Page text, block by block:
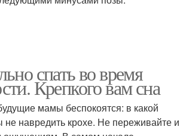
спать во время
Крепкого вам сна
мамы беспокоятся: в какой
не навредить крохе. Не переживайте и